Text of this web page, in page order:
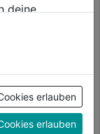
Dynamic
deine
stimmst du
"Details
Cookies
erlauben
erlauben